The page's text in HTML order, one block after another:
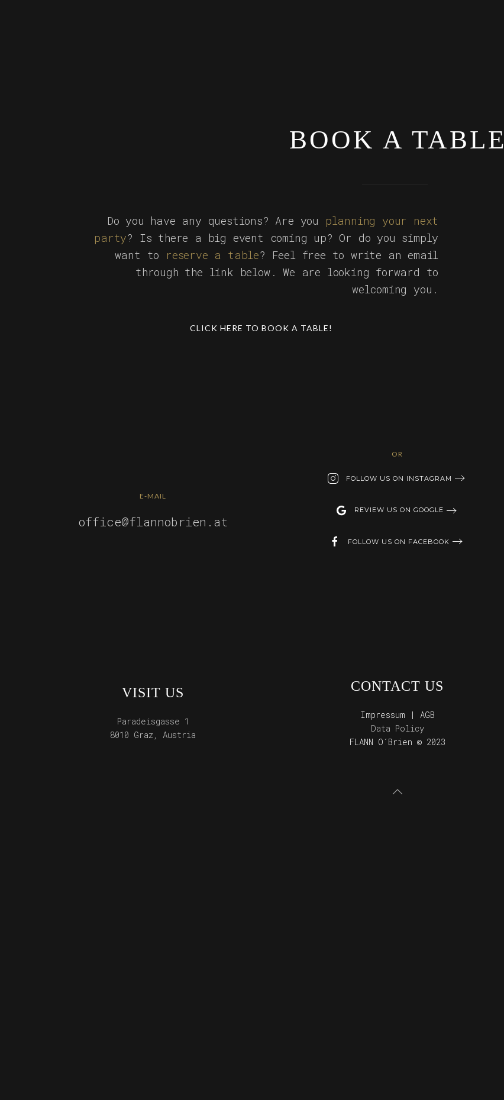
BOOK A TABLE
Do you have any questions? Are you planning your next
party? Is there a big event coming up? Or do you simply
want to
reserve a table? Feel free to write an email
through the link below. We are looking forward to
welcoming you.
CLICK HERE TO BOOK A TABLE!
E-MAIL
office@flannobrien.at
OR
FOLLOW US ON INSTAGRAM
REVIEW US ON GOOGLE
FOLLOW US ON FACEBOOK
VISIT US
Paradeisgasse 1
8010 Graz, Austria
CONTACT US
Impressum | AGB
Data Policy
FLANN O´Brien © 2023